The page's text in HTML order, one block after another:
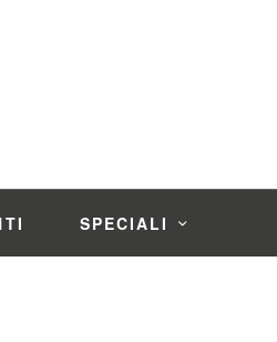
SPECIALI